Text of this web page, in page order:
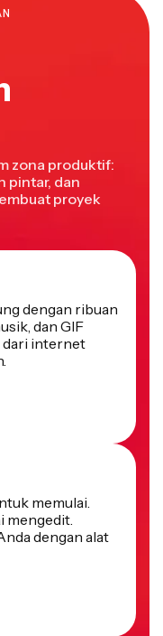
zona produktif:
pintar, dan
proyek
dengan ribuan
dan GIF
dari internet
memulai.
mengedit.
dengan alat